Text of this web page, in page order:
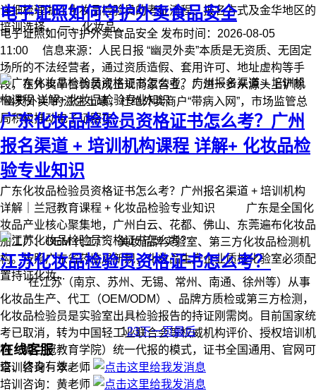
详细梳理浙江化妆品检验员的考证流程、报名方式及金华地区的
培训选择。 一、化妆品...
电子证照如何守护外卖食品安全
电子证照如何守护外卖食品安全 发布时间：2026-08-05
11:00 信息来源：人民日报 “幽灵外卖”本质是无资质、无固定
场所的不法经营者，通过资质造假、套用许可、地址虚构等手
段，在外卖平台伪装成正规商家营业。为进一步从源头上铲除
“幽灵外卖”的滋生土壤，杜绝外卖商户“带病入网”，市场监管总
局积极推动电子证照在...
广东化妆品检验员资格证书怎么考？广州
报名渠道 + 培训机构课程 详解+ 化妆品检
验专业知识
广东化妆品检验员资格证书怎么考？广州报名渠道 + 培训机构
详解｜兰冠教育课程 + 化妆品检验专业知识 广东是全国化
妆品产业核心聚集地，广州白云、花都、佛山、东莞遍布化妆品
加工厂、OEM 代工厂、美妆品牌实验室、第三方化妆品检测机
构。按照广东省药监局新规，化妆品生产企业质检化验室必须配
置持证化妆...
江苏化妆品检验员资格证书怎么考？
在江苏（南京、苏州、无锡、常州、南通、徐州等）从事
化妆品生产、代工（OEM/ODM）、品牌方质检或第三方检测，
化妆品检验员是实验室出具检验报告的持证刚需岗。目前国家统
考已取消，转为中国轻工业联合会等权威机构评价、授权培训机
构（如兰冠教育学院）统一代报的模式，证书全国通用、官网可
查、终身有效。 ...
123下一页最后
在线客服
培训咨询：李老师
培训咨询：黄老师